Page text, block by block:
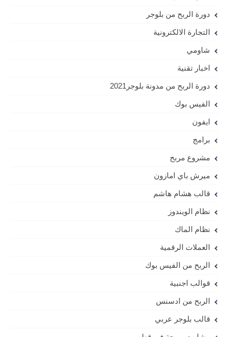
دورة الربح من بلوجر
التجارة الالكترونية
شاومي
اخبار تقنية
دورة الربح من مدونة بلوجر2021
الفيس بوك
ايفون
برامج
مشروع مربح
ميرش باي امازون
قالب هشام هاشم
نظام الويندوز
نظام الماك
العملات الرقمية
الربح من الفيس بوك
قوالب اجنبية
الربح من ادسنس
قالب بلوجر عربي